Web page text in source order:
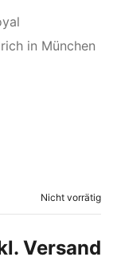
Nicht vorrätig
Versand